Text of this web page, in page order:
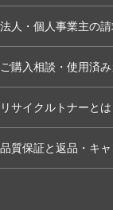
法人・個人事業主の請
ご購入相談・使用済
リサイクルトナーと
品質保証と返品・キ